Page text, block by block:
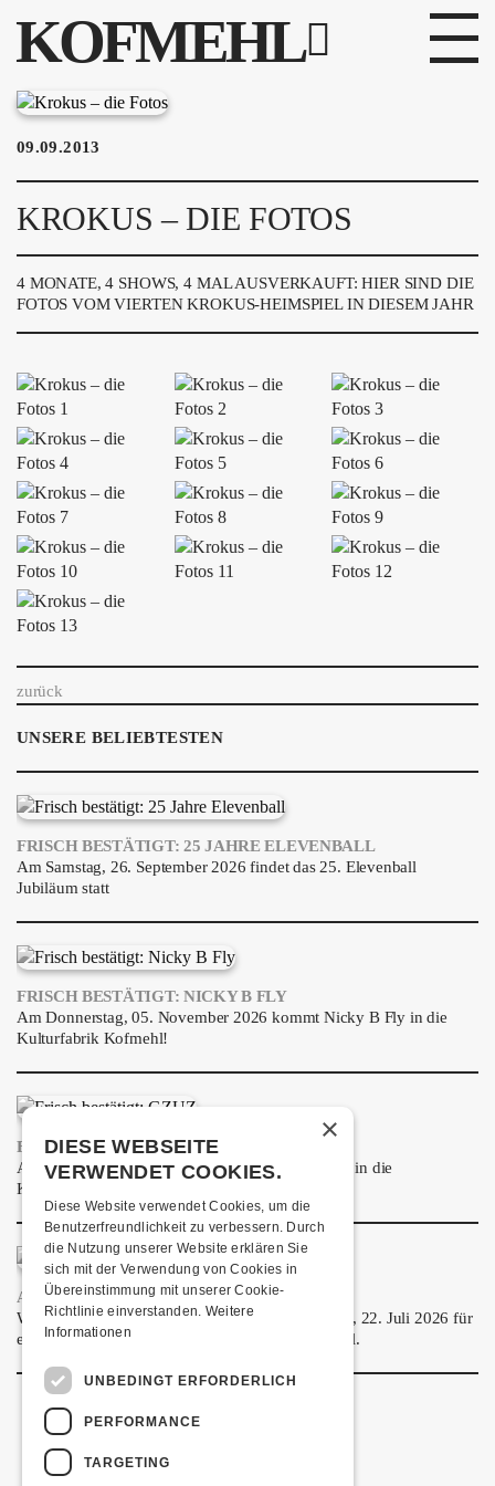
KOFMEHL
PROGRAMM
FABRIKGEFLÜSTER
GALERIE
FOTOGALERIE
PHOTOMAT
INFOS
KONTAKT
ÜBER UNS
GÖNNEREI
SHOP
MITMACHEN
09.09.2013
KROKUS – DIE FOTOS
4 MONATE, 4 SHOWS, 4 MAL AUSVERKAUFT: HIER SIND DIE
FOTOS VOM VIERTEN KROKUS-HEIMSPIEL IN DIESEM JAHR
zurück
UNSERE BELIEBTESTEN
FRISCH BESTÄTIGT: 25 JAHRE ELEVENBALL
Am Samstag, 26. September 2026 findet das 25. Elevenball
Jubiläum statt
FRISCH BESTÄTIGT: NICKY B FLY
Am Donnerstag, 05. November 2026 kommt Nicky B Fly in die
Kulturfabrik Kofmehl!
FRISCH BESTÄTIGT: GZUZ
Am Donnerstag, 29. Oktober 2026 kommt GZUZ in die
Kulturfabrik Kofmehl!
AIRBOURNE - SPECIAL SUMMER SHOW
Wow, das ist ein Ding! Airbourne kommen am MI, 22. Juli 2026 für
eine exklusive Special Summer Show ins Kofmehl.
×
DIESE WEBSEITE
VERWENDET COOKIES.
Diese Website verwendet Cookies, um die
Benutzerfreundlichkeit zu verbessern. Durch
die Nutzung unserer Website erklären Sie
sich mit der Verwendung von Cookies in
Übereinstimmung mit unserer Cookie-
Richtlinie einverstanden. Weitere
Informationen
UNBEDINGT ERFORDERLICH
PERFORMANCE
TARGETING